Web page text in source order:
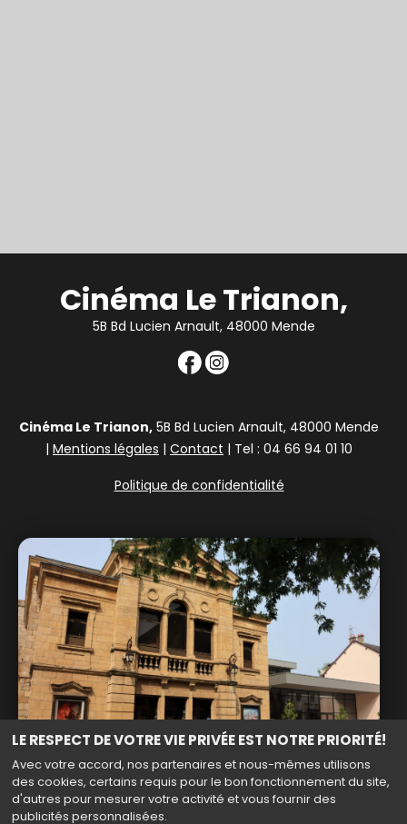
LE RESPECT DE VOTRE VIE PRIVÉE EST NOTRE PRIORITÉ!
Avec votre accord, nos partenaires et nous-mêmes utilisons
des cookies, certains requis pour le bon fonctionnement du site,
d'autres pour mesurer votre activité et vous fournir des
publicités personnalisées.
Cinéma Le Trianon,
5B Bd Lucien Arnault, 48000 Mende
Cinéma Le Trianon, 5B Bd Lucien Arnault, 48000 Mende
| Mentions légales | Contact | Tel : 04 66 94 01 10
Politique de confidentialité